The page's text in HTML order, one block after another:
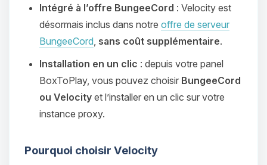
Intégré à l’offre BungeeCord : Velocity est
désormais inclus dans notre offre de serveur
BungeeCord, sans coût supplémentaire.
Installation en un clic : depuis votre panel
BoxToPlay, vous pouvez choisir BungeeCord
ou Velocity et l’installer en un clic sur votre
instance proxy.
Pourquoi choisir Velocity